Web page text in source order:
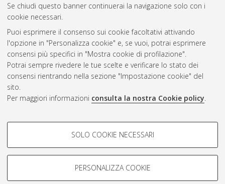
Se chiudi questo banner continuerai la navigazione solo con i
cookie necessari.
Puoi esprimere il consenso sui cookie facoltativi attivando
l'opzione in "Personalizza cookie" e, se vuoi, potrai esprimere
consensi più specifici in "Mostra cookie di profilazione".
Potrai sempre rivedere le tue scelte e verificare lo stato dei
consensi rientrando nella sezione "Impostazione cookie" del
sito.
Per maggiori informazioni consulta la nostra Cookie policy.
COOKIE DI PROFILAZIONE -
Si tratta di cookie utilizzati per analizzare le caratteristiche della
navigazione degli utenti, creare profili in base al loro comportamento
SOLO COOKIE NECESSARI
PERSONALIZZA COOKIE
Atom
Rss 1.0
Rss 2.0
ISSN: 2038-7946
Impostazioni Cookie
Informativa sulla privacy
Condizioni d’uso del sito